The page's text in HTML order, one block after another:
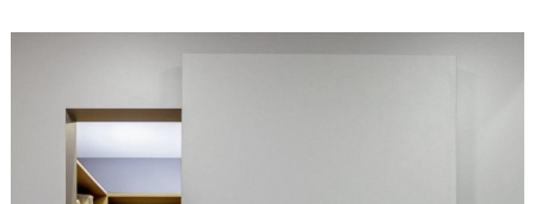
Современные в квартиру
С декоративными панелями
С зеркалом
Под отделку